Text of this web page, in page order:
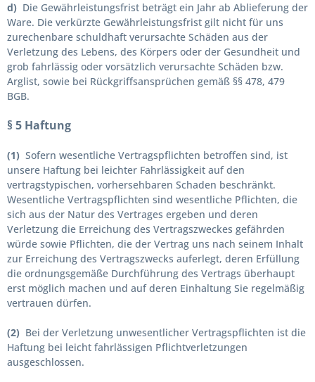
d) Die Gewährleistungsfrist beträgt ein Jahr ab Ablieferung der
Ware. Die verkürzte Gewährleistungsfrist gilt nicht für uns
zurechenbare schuldhaft verursachte Schäden aus der
Verletzung des Lebens, des Körpers oder der Gesundheit und
grob fahrlässig oder vorsätzlich verursachte Schäden bzw.
Arglist, sowie bei Rückgriffsansprüchen gemäß §§ 478, 479
BGB.
§ 5 Haftung
(1) Sofern wesentliche Vertragspflichten betroffen sind, ist
unsere Haftung bei leichter Fahrlässigkeit auf den
vertragstypischen, vorhersehbaren Schaden beschränkt.
Wesentliche Vertragspflichten sind wesentliche Pflichten, die
sich aus der Natur des Vertrages ergeben und deren
Verletzung die Erreichung des Vertragszweckes gefährden
würde sowie Pflichten, die der Vertrag uns nach seinem Inhalt
zur Erreichung des Vertragszwecks auferlegt, deren Erfüllung
die ordnungsgemäße Durchführung des Vertrags überhaupt
erst möglich machen und auf deren Einhaltung Sie regelmäßig
vertrauen dürfen.
(2) Bei der Verletzung unwesentlicher Vertragspflichten ist die
Haftung bei leicht fahrlässigen Pflichtverletzungen
ausgeschlossen.